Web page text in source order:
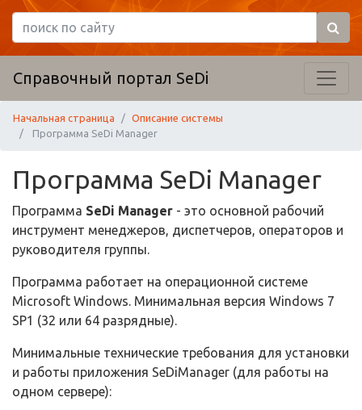
Справочный портал SeDi
Начальная страница
Описание системы
Программа SeDi Manager
Программа SeDi Manager
Программа SeDi Manager - это основной рабочий
инструмент менеджеров, диспетчеров, операторов и
руководителя группы.
Программа работает на операционной системе
Microsoft Windows. Минимальная версия Windows 7
SP1 (32 или 64 разрядные).
Минимальные технические требования для установки
и работы приложения SeDiManager (для работы на
одном сервере):